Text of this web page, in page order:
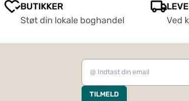
BUTIKKER
Støt din lokale boghandel
Ved
TILMELD